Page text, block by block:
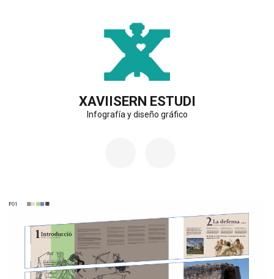
XAVIISERN ESTUDI
Infografía y diseño gráfico